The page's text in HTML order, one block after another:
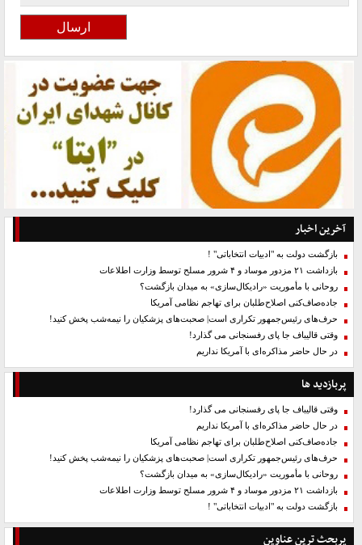
آخرین اخبار
بازگشت دولت به "ادبیات انتخاباتی" !
بازداشت ۲۱ مزدور موساد و ۴ شرور مسلح توسط وزارت اطلاعات
روحانی با مأموریت «رادیکال‌سازی» به میدان بازگشت؟
جاده‌صاف‌کنی اصلاح‌طلبان برای تهاجم نظامی آمریکا
حرف‌های رئیس‌جمهور تکراری است| صحبت‌های پزشکیان را نیمه‌شب پخش کنید!
وقتی قالیباف جا پای رفسنجانی می گذارد!
در حال حاضر مذاکره‌ای با آمریکا نداریم
پربازدید ها
وقتی قالیباف جا پای رفسنجانی می گذارد!
در حال حاضر مذاکره‌ای با آمریکا نداریم
جاده‌صاف‌کنی اصلاح‌طلبان برای تهاجم نظامی آمریکا
حرف‌های رئیس‌جمهور تکراری است| صحبت‌های پزشکیان را نیمه‌شب پخش کنید!
روحانی با مأموریت «رادیکال‌سازی» به میدان بازگشت؟
بازداشت ۲۱ مزدور موساد و ۴ شرور مسلح توسط وزارت اطلاعات
بازگشت دولت به "ادبیات انتخاباتی" !
پربحث ترین عناوین